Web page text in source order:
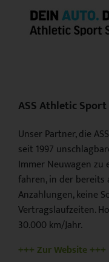
ASS Athletic
Unser Partner, die
seit 1997
Immer Neuwagen
fahren, in der bereits
Anzahlungen, keine
Vertragslaufzeiten.
30.000 km/Jahr.
+++ Zur Website +++